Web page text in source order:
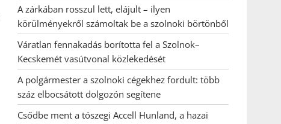
A zárkában rosszul lett, elájult – ilyen
körülményekről számoltak be a szolnoki börtönből
Váratlan fennakadás borította fel a Szolnok–
Kecskemét vasútvonal közlekedését
A polgármester a szolnoki cégekhez fordult: több
száz elbocsátott dolgozón segítene
Csődbe ment a tószegi Accell Hunland, a hazai